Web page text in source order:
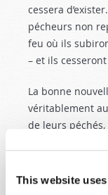
This website
cessera
pécheurs non
feu où ils
– et ils cesseront
La bonne
véritablement
de leurs
vie éternelle.